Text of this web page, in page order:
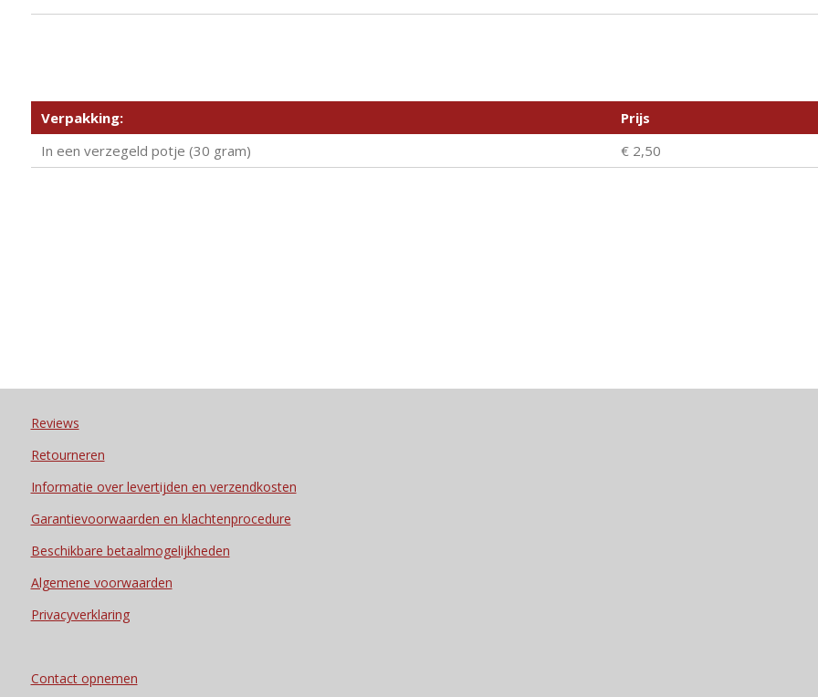
Verpakking: Prijs
In een verzegeld potje (30 gram)
€ 2,50
Reviews
Retourneren
Informatie over levertijden en verzendkosten
Garantievoorwaarden en klachtenprocedure
Beschikbare betaalmogelijkheden
Algemene voorwaarden
Privacyverklaring
Contact opnemen